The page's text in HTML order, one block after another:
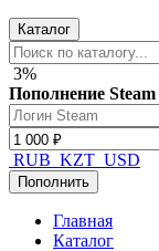
Каталог
3%
Пополнение Steam
RUB KZT USD
Пополнить
Главная
Каталог